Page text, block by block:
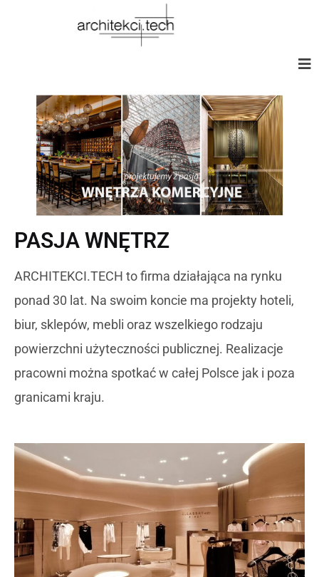
PASJA WNĘTRZ
ARCHITEKCI.TECH to firma działająca na rynku
ponad 30 lat. Na swoim koncie ma projekty hoteli,
biur, sklepów, mebli oraz wszelkiego rodzaju
powierzchni użyteczności publicznej. Realizacje
pracowni można spotkać w całej Polsce jak i poza
granicami kraju.